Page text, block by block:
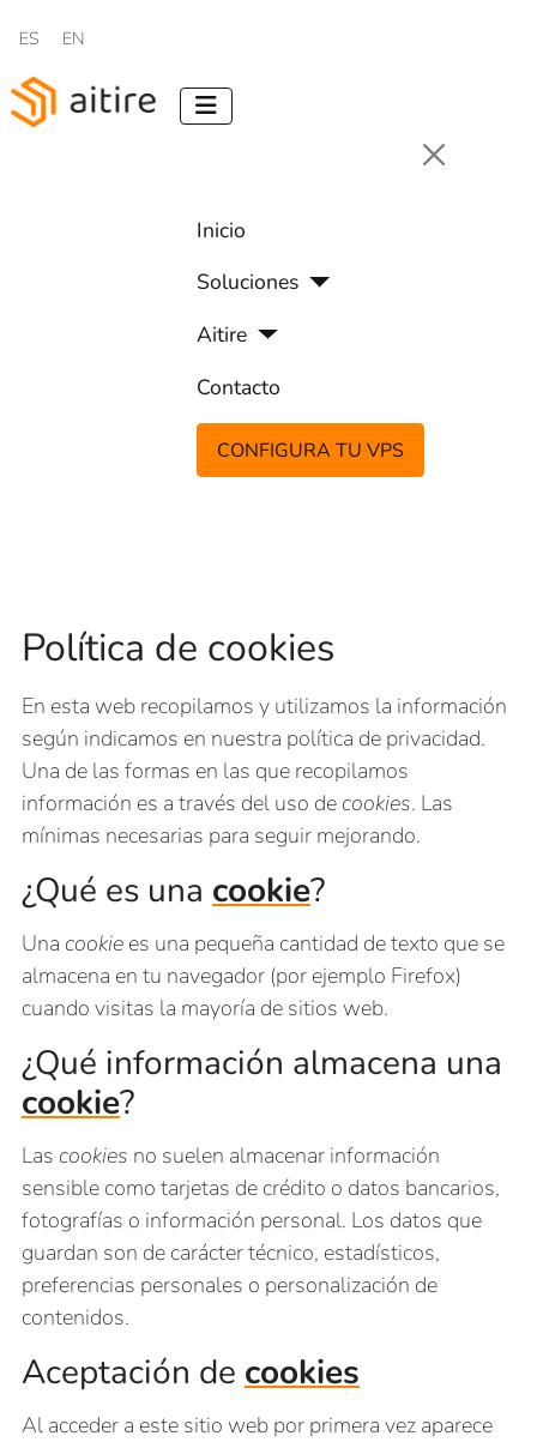
Seleccione su idioma
ES EN
Inicio
Soluciones
Aitire
Contacto
CONFIGURA TU VPS
Política de cookies
En esta web recopilamos y utilizamos la información
según indicamos en nuestra política de privacidad.
Una de las formas en las que recopilamos
información es a través del uso de cookies. Las
mínimas necesarias para seguir mejorando.
¿Qué es una cookie?
Una cookie es una pequeña cantidad de texto que se
almacena en tu navegador (por ejemplo Firefox)
cuando visitas la mayoría de sitios web.
¿Qué información almacena una
cookie?
Las cookies no suelen almacenar información
sensible como tarjetas de crédito o datos bancarios,
fotografías o información personal. Los datos que
guardan son de carácter técnico, estadísticos,
preferencias personales o personalización de
contenidos.
Aceptación de cookies
Al acceder a este sitio web por primera vez aparece